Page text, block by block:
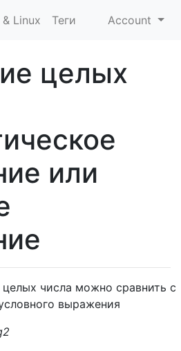
Linux Теги Account
целых
или
целых числа можно сравнить с
выражения